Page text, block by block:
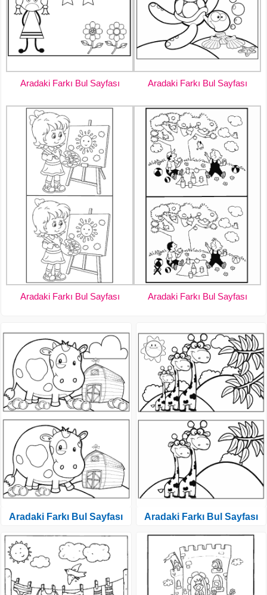
Aradaki Farkı Bul Sayfası Aradaki Farkı Bul Sayfası
Aradaki Farkı Bul Sayfası Aradaki Farkı Bul Sayfası
Aradaki Farkı Bul Sayfası Aradaki Farkı Bul Sayfası